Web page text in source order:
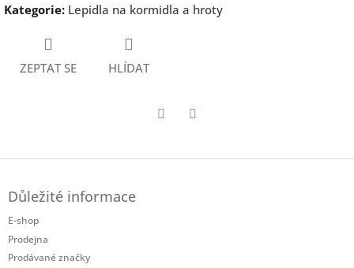
Kategorie: Lepidla na kormidla a hroty
ZEPTAT SE HLÍDAT
Důležité informace
E-shop
Prodejna
Prodávané značky